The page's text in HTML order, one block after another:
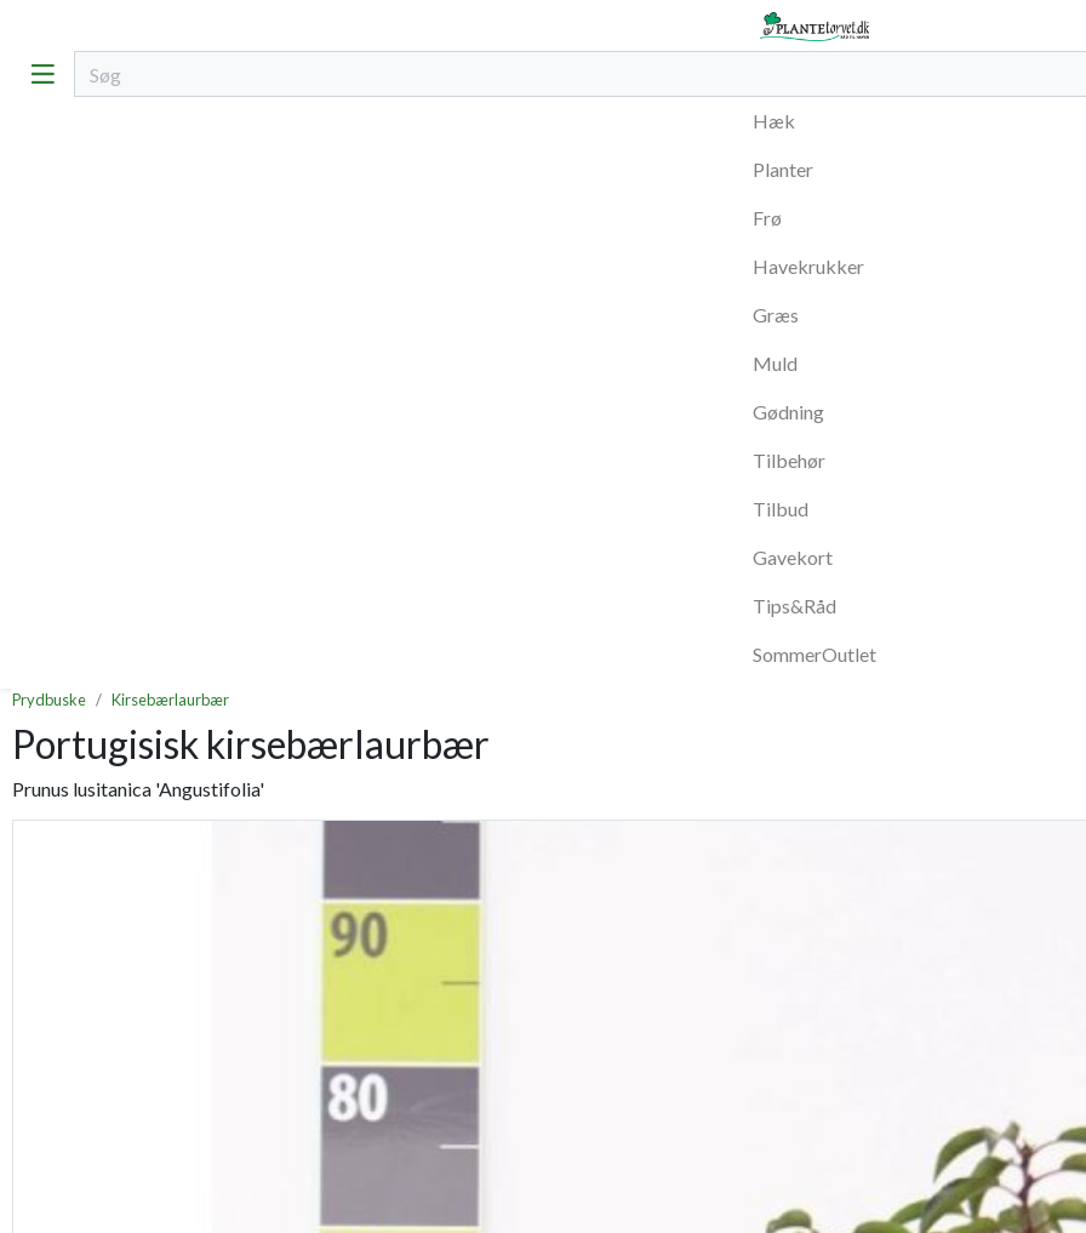
Hæk
Planter
Frø
Havekrukker
Græs
Muld
Gødning
Tilbehør
Tilbud
Gavekort
Tips&Råd
SommerOutlet
Prydbuske Kirsebærlaurbær
Portugisisk kirsebærlaurbær
Prunus lusitanica 'Angustifolia'